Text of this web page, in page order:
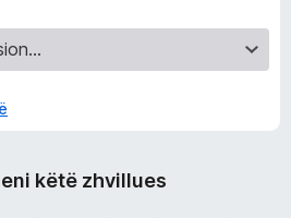
këtë zhvillues